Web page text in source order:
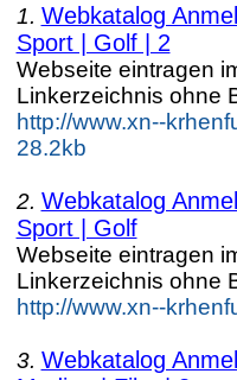
1. Webkatalog
Sport | Golf | 2
Webseite eintragen
Linkerzeichnis ohne
http://www.xn--
28.2kb
2. Webkatalog
Sport | Golf
Webseite eintragen
Linkerzeichnis ohne
http://www.xn--
3. Webkatalog